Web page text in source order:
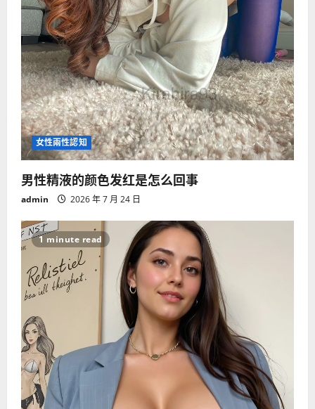
n
女性兩性認知
男性精液的颜色发红是怎么回事
admin 2026 年 7 月 24 日
1 minute read